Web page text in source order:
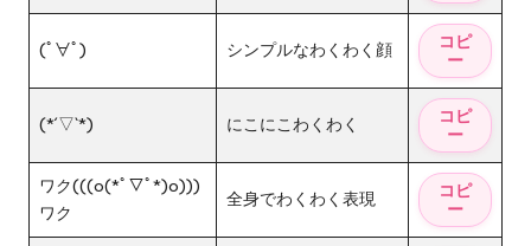
(ﾟ∀ﾟ) シンプルなわくわく顔
(*´▽`*) にこにこわくわく
ワク(((o(*ﾟ▽ﾟ*)o)))
ワク
全身でわくわく表現